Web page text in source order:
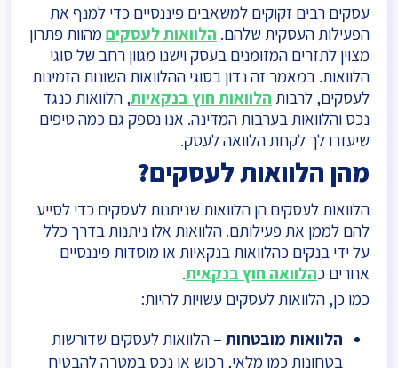
עסקים רבים זקוקים למשאבים פיננסיים כדי למנף את
הפעילות העסקית שלהם. הלוואות לעסקים מהוות פתרון
מצוין לתזרים המזומנים בעסק וישנו מגוון רחב של סוגי
הלוואות. במאמר זה נדון בסוגי ההלוואות השונות הזמינות
לעסקים, לרבות הלוואות חוץ בנקאיות, הלוואות כנגד
נכס והלוואות בערבות המדינה. אנו נספק גם כמה טיפים
שיעזרו לך לקחת הלוואה לעסק.
מהן הלוואות לעסקים?
הלוואות לעסקים הן הלוואות שניתנות לעסקים כדי לסייע
להם לממן את פעילותם. הלוואות אלו ניתנות בדרך כלל
על ידי בנקים כהלוואות בנקאיות או מוסדות פיננסיים
אחרים כהלוואה חוץ בנקאית.
כמו כן, הלוואות לעסקים עשויות להיות:
הלוואות מובטחות – הלוואות לעסקים שדורשות
בטחונות כמו מלאי, רכוש או נכס במטרה להבטיח